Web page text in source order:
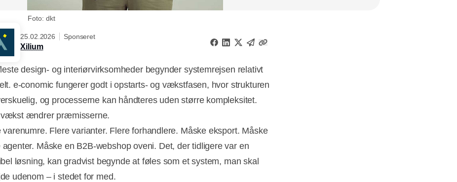
Foto: dkt
25.02.2026 Sponseret
Xilium
design- og interiørvirksomheder begynder systemrejsen relativt
e-conomic fungerer godt i opstarts- og vækstfasen, hvor strukturen
og processerne kan håndteres uden større kompleksitet.
ændrer præmisserne.
varenumre. Flere varianter. Flere forhandlere. Måske eksport. Måske
agenter. Måske en B2B-webshop oveni. Det, der tidligere var en
løsning, kan gradvist begynde at føles som et system, man skal
udenom – i stedet for med.